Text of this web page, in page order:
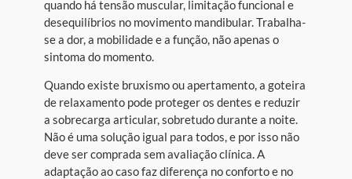
quando há tensão muscular, limitação funcional e
desequilíbrios no movimento mandibular. Trabalha-
se a dor, a mobilidade e a função, não apenas o
sintoma do momento.
Quando existe bruxismo ou apertamento, a goteira
de relaxamento pode proteger os dentes e reduzir
a sobrecarga articular, sobretudo durante a noite.
Não é uma solução igual para todos, e por isso não
deve ser comprada sem avaliação clínica. A
adaptação ao caso faz diferença no conforto e no